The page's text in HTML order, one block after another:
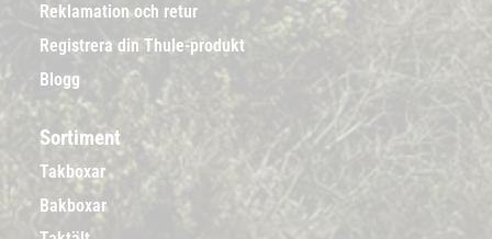
Reklamation och retur
Registrera din Thule-produkt
Blogg
Sortiment
Takboxar
Bakboxar